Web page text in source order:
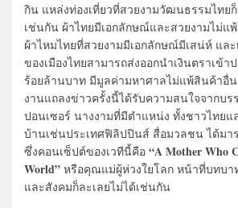
กิน แหล่งท่องเที่ยวที่สวยงามวัฒนธรรมไทย
เช่นกัน ผ้าไทยมีเอกลักษณ์และสวยงามไม่แ
ผ้าไหมไทยที่สวยงามมีเอกลักษณ์มีเสน่ห์ แล
ของเมืองไทยสามารถส่งออกนำเงินตราเข้า
ร้อยล้านบาท มีมูลค่ามหาศาลไม่แพ้สินค้าอื่น
งานแถลงข่าวครั้งนี้ได้รับความสนใจจากบร
ปอนเซอร์ นางงามที่มีตำแหน่ง ทั้งชาวไทยแ
บ้านเช่นประเทศฟิลิปปินส์ สื่อมวลชน ได้มา
ซึ่งคอนเซ็ปต์ของเวทีนี้คือ “A Mother Who
World” หรือคุณแม่ผู้ห่วงใยโลก หน้าที่บทบา
และสังคมก็ละเลยไม่ได้เช่นกัน